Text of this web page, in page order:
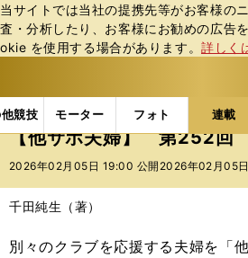
当サイトでは当社の提携先等がお客様の
査・分析したり、お客様にお勧めの広告
okie を使⽤する場合があります。詳しく
競技 モーター フォト 連載
b
ス
ポ
ル
ィ
バ
連載コラム スポマン！
【他サポ夫婦】 第252回
2026年02月05日 19:00 公開 2026年02月05
千田純生（著）
別々のクラブを応援する夫婦を「